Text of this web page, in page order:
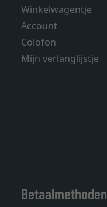
Winkelwagentje
Account
Colofon
Mijn verlanglijstje
Betaalmethoden